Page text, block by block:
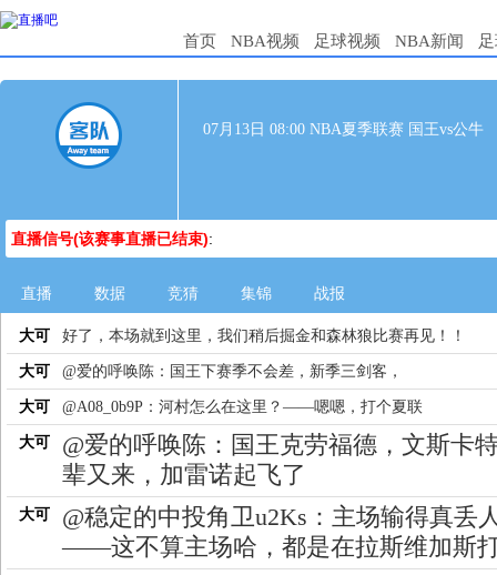
首页 NBA视频 足球视频 NBA新闻
07月13日 08:00 NBA夏季联赛 国王vs公牛
直播信号(该赛事直播已结束):
直播 数据 竞猜 集锦 战报
大可 好了，本场就到这里，我们稍后掘金和森林狼比赛再见！！
大可 @爱的呼唤陈：国王下赛季不会差，新季三剑客，
大可 @A08_0b9P：河村怎么在这里？——嗯嗯，打个夏联
大可
@爱的呼唤陈：国王克劳福德，文斯卡
辈又来，加雷诺起飞了
大可
@稳定的中投角卫u2Ks：主场输得真丢
——这不算主场哈，都是在拉斯维加斯